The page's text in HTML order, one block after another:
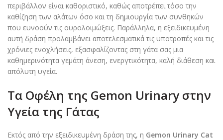
περιβάλλον είναι καθοριστικό, καθώς αποτρέπει τόσο την
καθίζηση των αλάτων όσο και τη δημιουργία των συνθηκών
που ευνοούν τις ουρολοιμώξεις. Παράλληλα, η εξειδικευμένη
αυτή δράση προλαμβάνει αποτελεσματικά τις υποτροπές και τις
χρόνιες ενοχλήσεις, εξασφαλίζοντας στη γάτα σας μια
καθημερινότητα γεμάτη άνεση, ενεργτικότητα, καλή διάθεση και
απόλυτη υγεία.
Τα Οφέλη της Gemon Urinary στην
Υγεία της Γάτας
Εκτός από την εξειδικευμένη δράση της, η Gemon Urinary Cat